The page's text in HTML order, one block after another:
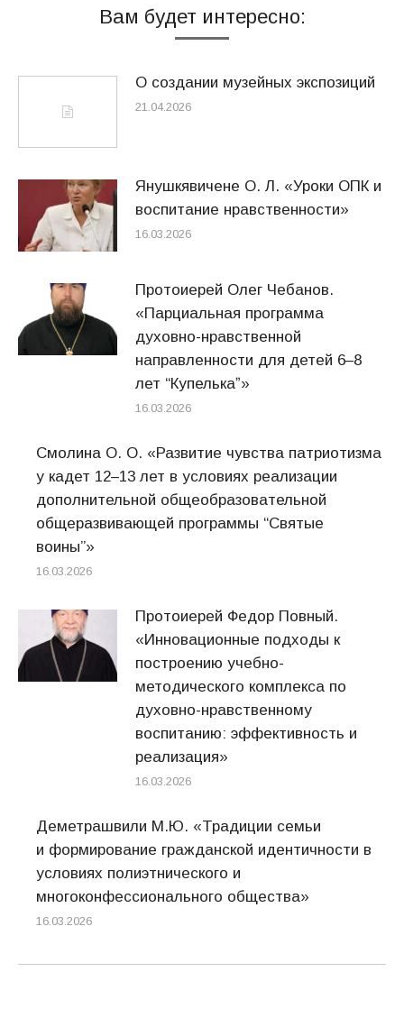
Вам будет интересно:
О создании музейных экспозиций
21.04.2026
Янушкявичене О. Л. «Уроки ОПК и
воспитание нравственности»
16.03.2026
Протоиерей Олег Чебанов.
«Парциальная программа
духовно-нравственной
направленности для детей 6–8
лет “Купелькаˮ»
16.03.2026
Смолина О. О. «Развитие чувства патриотизма
у кадет 12–13 лет в условиях реализации
дополнительной общеобразовательной
общеразвивающей программы “Святые
воины”»
16.03.2026
Протоиерей Федор Повный.
«Инновационные подходы к
построению учебно-
методического комплекса по
духовно-нравственному
воспитанию: эффективность и
реализация»
16.03.2026
Деметрашвили М.Ю. «Традиции семьи
и формирование гражданской идентичности в
условиях полиэтнического и
многоконфессионального общества»
16.03.2026